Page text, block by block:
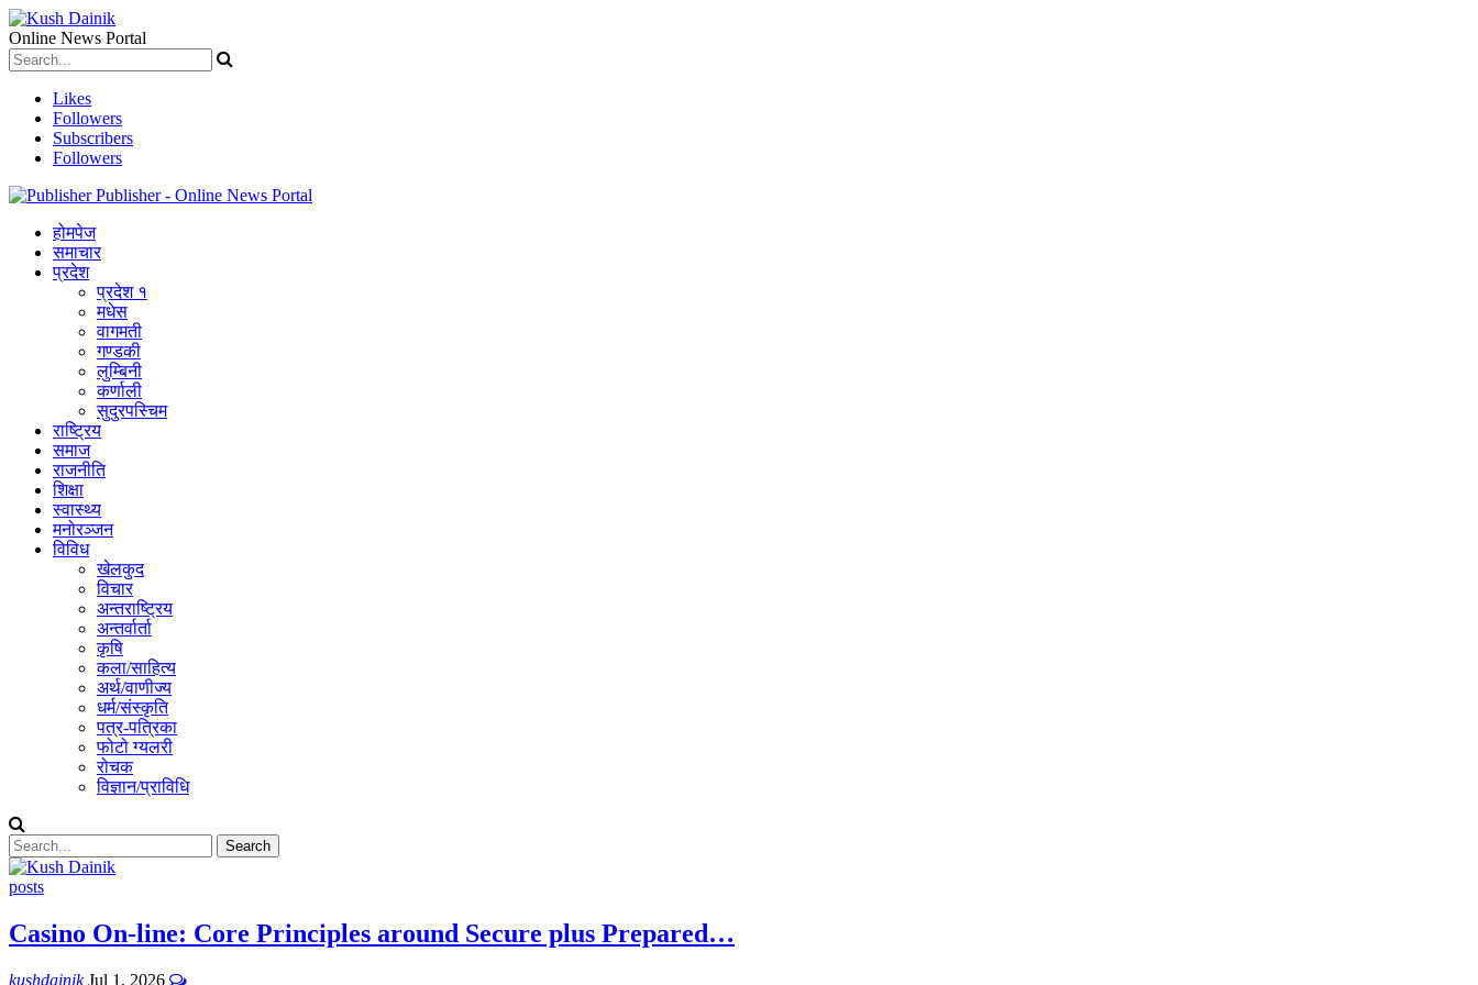
Online News Portal
Likes
Followers
Subscribers
Followers
Publisher - Online News Portal
होमपेज
समाचार
प्रदेश
प्रदेश १
मधेस
वागमती
गण्डकी
लुम्बिनी
कर्णाली
सुदुरपस्चिम
राष्ट्रिय
समाज
राजनीति
शिक्षा
स्वास्थ्य
मनोरञ्जन
विविध
खेलकुद
विचार
अन्तराष्ट्रिय
अन्तर्वार्ता
कृषि
कला/साहित्य
अर्थ/वाणीज्य
धर्म/संस्कृति
पत्र-पत्रिका
फोटो ग्यलरी
रोचक
विज्ञान/प्राविधि
posts
Casino On-line: Core Principles around Secure plus Prepared…
kushdainikJul 1, 2026